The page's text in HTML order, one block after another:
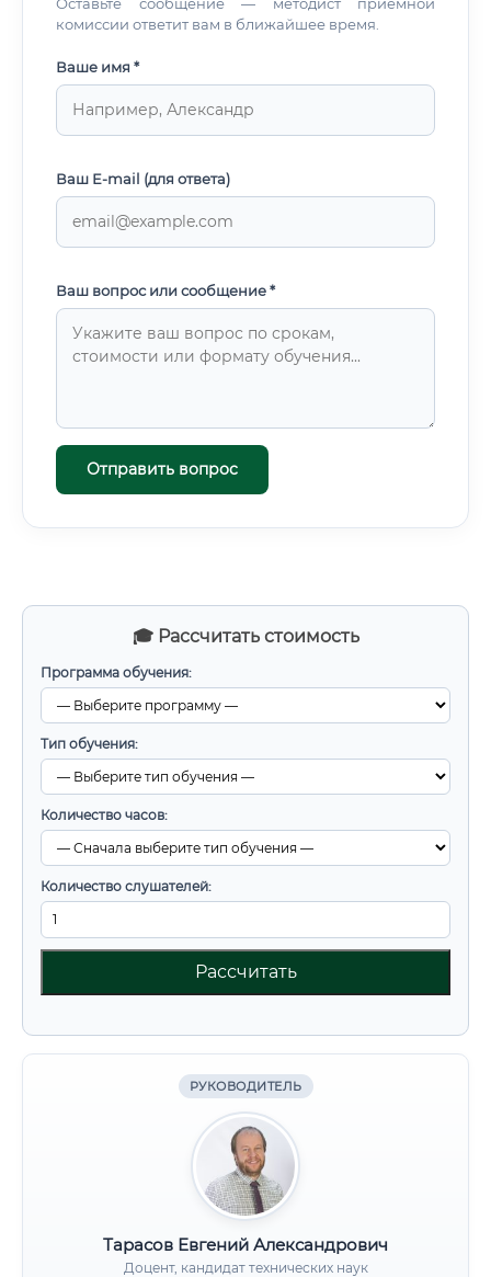
🎓 Рассчитать стоимость
Программа обучения:
Тип обучения:
Количество часов:
Количество слушателей:
Рассчитать
РУКОВОДИТЕЛЬ
Тарасов Евгений Александрович
Доцент, кандидат технических наук
комиссии ответит вам в ближайшее время.
Ваше имя *
Ваш E-mail (для ответа)
Ваш вопрос или сообщение *
Отправить вопрос